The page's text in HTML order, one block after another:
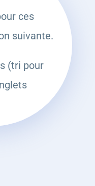
ces
suivante.
(tri pour